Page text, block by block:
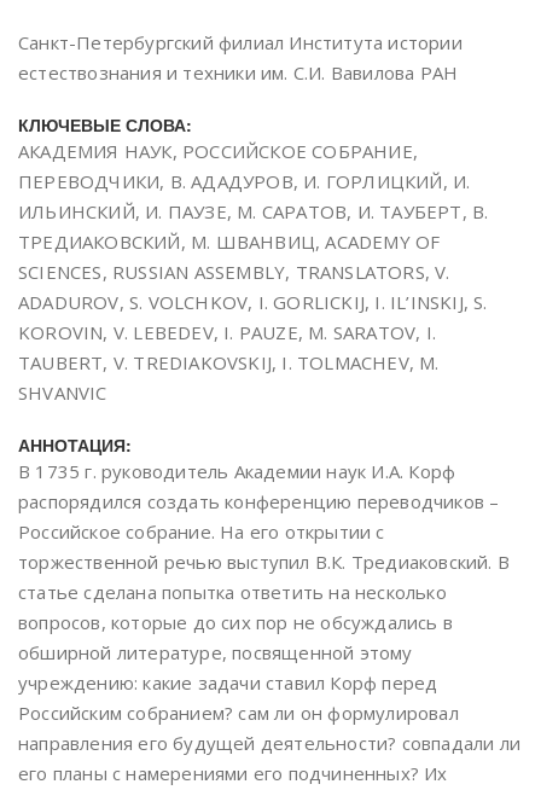
Санкт-Петербургский филиал Института истории
естествознания и техники им. С.И. Вавилова РАН
КЛЮЧЕВЫЕ СЛОВА:
АКАДЕМИЯ НАУК, РОССИЙСКОЕ СОБРАНИЕ,
ПЕРЕВОДЧИКИ, В. АДАДУРОВ, И. ГОРЛИЦКИЙ, И.
ИЛЬИНСКИЙ, И. ПАУЗЕ, М. САРАТОВ, И. ТАУБЕРТ, В.
ТРЕДИАКОВСКИЙ, М. ШВАНВИЦ, ACADEMY OF
SCIENCES, RUSSIAN ASSEMBLY, TRANSLATORS, V.
ADADUROV, S. VOLCHKOV, I. GORLICKIJ, I. IL’INSKIJ, S.
KOROVIN, V. LEBEDEV, I. PAUZE, M. SARATOV, I.
TAUBERT, V. TREDIAKOVSKIJ, I. TOLMACHEV, M.
SHVANVIC
АННОТАЦИЯ:
В 1735 г. руководитель Академии наук И.А. Корф
распорядился создать конференцию переводчиков –
Российское собрание. На его открытии с
торжественной речью выступил В.К. Тредиаковский. В
статье сделана попытка ответить на несколько
вопросов, которые до сих пор не обсуждались в
обширной литературе, посвященной этому
учреждению: какие задачи ставил Корф перед
Российским собранием? сам ли он формулировал
направления его будущей деятельности? совпадали ли
его планы с намерениями его подчиненных? Их